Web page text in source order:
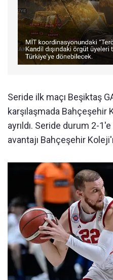
Seride ilk maçı Beşiktaş
karşılaşmada Bahçeşehir
ayrıldı. Seride durum 2-
avantajı Bahçeşehir